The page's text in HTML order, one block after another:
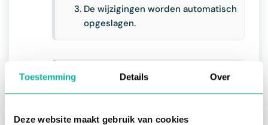
Toestemming Details Over
Deze website maakt gebruik van cookies
De wijzigingen worden automatisch
opgeslagen.
De volgorde van de